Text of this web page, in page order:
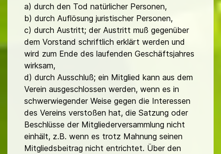
a) durch den Tod natürlicher Personen,
b) durch Auflösung juristischer Personen,
c) durch Austritt; der Austritt muß gegenüber
dem Vorstand schriftlich erklärt werden und
wird zum Ende des laufenden Geschäftsjahres
wirksam,
d) durch Ausschluß; ein Mitglied kann aus dem
Verein ausgeschlossen werden, wenn es in
schwerwiegender Weise gegen die Interessen
des Vereins verstoßen hat, die Satzung oder
Beschlüsse der Mitgliederversammlung nicht
einhält, z.B. wenn es trotz Mahnung seinen
Mitgliedsbeitrag nicht entrichtet. Über den